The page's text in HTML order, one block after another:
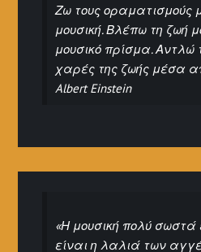
Ζω τους οραματισμούς
μουσική. Βλέπω τη ζωή
μουσικό πρίσμα. Αντλώ
χαρές της ζωής μέσα
Albert Einstein
«Η μουσική πολύ σωστά
είναι η λαλιά των